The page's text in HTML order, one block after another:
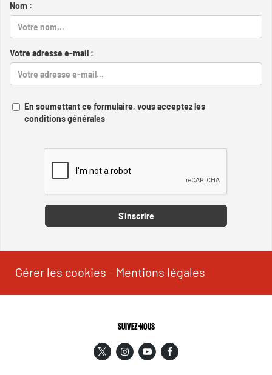
Nom :
Votre adresse e-mail :
En soumettant ce formulaire, vous acceptez les
conditions générales
S'inscrire
Gérer les cookies - Mentions légales
SUIVEZ-NOUS